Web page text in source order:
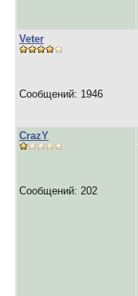
Veter
Сообщений: 1946
CrazY
Сообщений: 202